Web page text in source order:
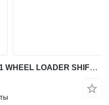
USED LIEBHERR L531 L541 WHEEL LOADER SHIFT LEVER BELLCRANK LINKA для фронтального погрузчика Liebherr L 541 / L 531